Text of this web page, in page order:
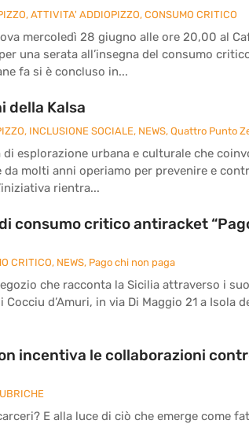
, ATTIVITA' ADDIOPIZZO, CONSUMO CRITICO
mercoledì 28 giugno alle ore 20,00 al
una serata all’insegna del consumo
fa si è concluso in...
della Kalsa
, INCLUSIONE SOCIALE, NEWS, Quattro Punto
esplorazione urbana e culturale che
molti anni operiamo per prevenire e
rientra...
consumo critico antiracket
CRITICO, NEWS, Pago chi non paga
che racconta la Sicilia attraverso i
d’Amuri, in via Di Maggio 21 a Isola
incentiva le collaborazioni
E alla luce di ciò che emerge come